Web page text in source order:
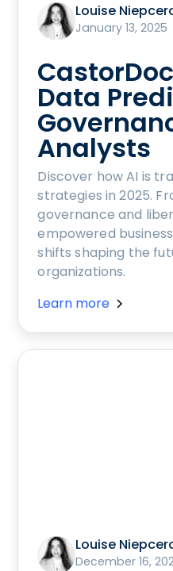
Louise
January 13, 2025
Data
Analysts
Discover how AI is
strategies in 2025.
governance and
empowered
shifts shaping the
organizations.
Learn more
Louise
December 16,